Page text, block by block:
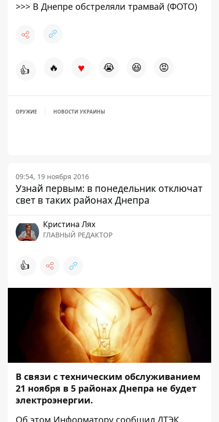
>>> В Днепре обстреляли трамвай (ФОТО)
👍 🔥 ♥ 😭 😆 😡
ОРУЖИЕ НОВОСТИ УКРАИНЫ
09:54, 19 ноября 2016
Узнай первым: в понедельник отключат
свет в таких районах Днепра
Кристина Лях
ГЛАВНЫЙ РЕДАКТОР
👍
В связи с техническим обслуживанием
21 ноября в 5 районах Днепра не будет
электроэнергии.